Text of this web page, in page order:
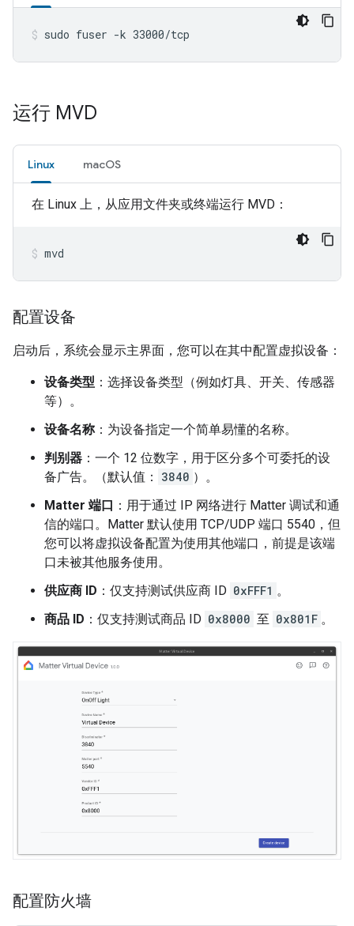
sudo fuser -k 33000/tcp
运行 MVD
Linux macOS
在 Linux 上，从应用文件夹或终端运行 MVD ：
mvd
配置设备
启动后，系统会显示主界面，您可以在其中配置虚拟设备：
设备类型 ：选择设备类型（例如灯具、开关、传感器
等）。
设备名称：为设备指定一个简单易懂的名称。
判别器 ：一个 12 位数字，用于区分多个可委托的设
备广告。（默认值：
3840 ）。
Matter 端口 ：用于通过 IP 网络进行 Matter 调试和通
信的端口。Matter 默认使用 TCP/UDP 端口 5540，但
您可以将虚拟设备配置为使用其他端口，前提是该端
口未被其他服务使用。
供应商 ID ：仅支持测试供应商 ID 0xFFF1 。
商品 ID ：仅支持测试商品 ID 0x8000 至 0x801F 。
配置防火墙